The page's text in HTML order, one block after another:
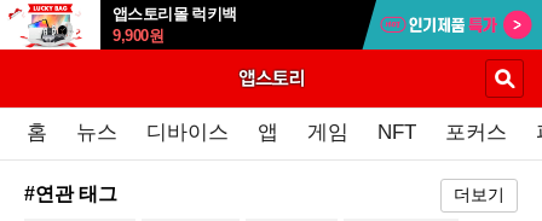
앱스토리몰 럭키백
9,900원
홈 뉴스 디바이스 앱 게임 NFT 포커스
#연관 태그 더보기